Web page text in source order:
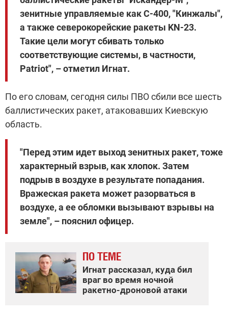
зенитные управляемые как С-400, "Кинжалы",
а также северокорейские ракеты KN-23.
Такие цели могут сбивать только
соответствующие системы, в частности,
Patriot", – отметил Игнат.
По его словам, сегодня силы ПВО сбили все шесть
баллистических ракет, атаковавших Киевскую
область.
"Перед этим идет выход зенитных ракет, тоже
характерный взрыв, как хлопок. Затем
подрыв в воздухе в результате попадания.
Вражеская ракета может разорваться в
воздухе, а ее обломки вызывают взрывы на
земле", – пояснил офицер.
ПО ТЕМЕ
Игнат рассказал, куда бил
враг во время ночной
ракетно-дроновой атаки